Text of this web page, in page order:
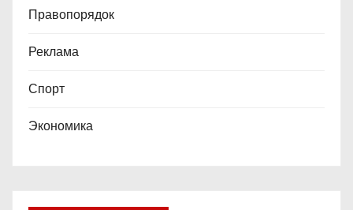
Правопорядок
Реклама
Спорт
Экономика